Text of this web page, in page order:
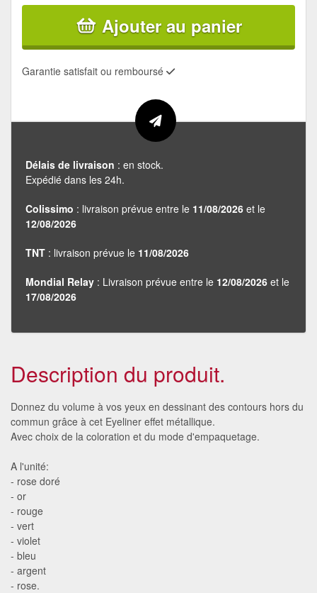
Ajouter au panier
Garantie satisfait ou remboursé
Délais de livraison : en stock.
Expédié dans les 24h.
Colissimo : livraison prévue entre le 11/08/2026 et le
12/08/2026
TNT : livraison prévue le 11/08/2026
Mondial Relay : Livraison prévue entre le 12/08/2026 et le
17/08/2026
Description du produit.
Donnez du volume à vos yeux en dessinant des contours hors du
commun grâce à cet Eyeliner effet métallique.
Avec choix de la coloration et du mode d'empaquetage.
A l'unité:
- rose doré
- or
- rouge
- vert
- violet
- bleu
- argent
- rose.